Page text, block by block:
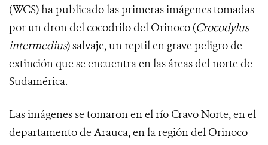
(WCS) ha publicado las primeras imágenes tomadas
por un dron del cocodrilo del Orinoco (Crocodylus
intermedius) salvaje, un reptil en grave peligro de
extinción que se encuentra en las áreas del norte de
Sudamérica.
Las imágenes se tomaron en el río Cravo Norte, en el
departamento de Arauca, en la región del Orinoco